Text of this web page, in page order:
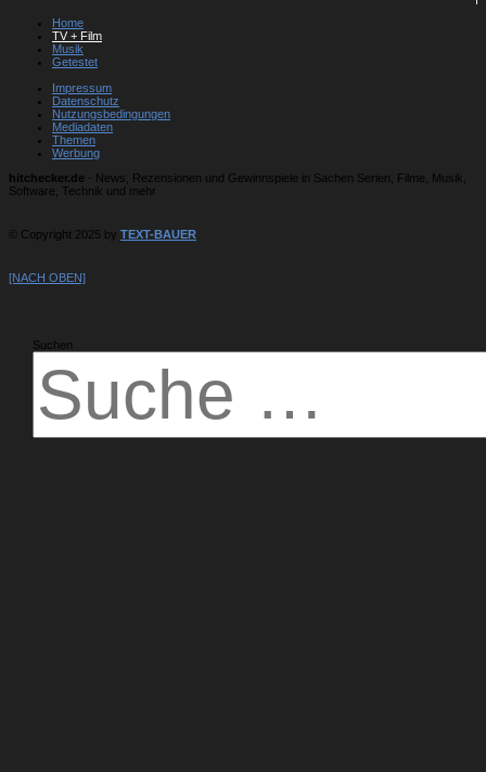
Home
TV + Film
Musik
Getestet
Impressum
Datenschutz
Nutzungsbedingungen
Mediadaten
Themen
Werbung
hitchecker.de - News, Rezensionen und Gewinnspiele in Sachen Serien, Filme, Musik,
Software, Technik und mehr
© Copyright 2025 by TEXT-BAUER
[NACH OBEN]
Suchen